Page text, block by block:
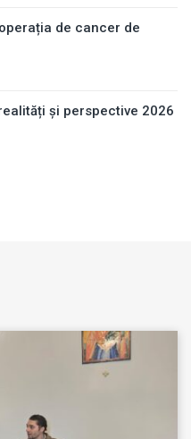
de cancer de
și perspective 2026